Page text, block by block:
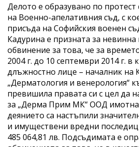
Делото е образувано по
на Военно-апелативния съд, с
присъда на Софийския военен
Кадурина е призната за
обвинение за това, че за
2004 г. до 10 септември 2014 г. в
длъжностно лице – началник на
„Дерматология и венерология“
превишила правата си с цел да
за „Дерма Прим МК“ ООД имотна
деянието са настъпили
и имуществени вредни
485 064,81 лв. Подсъдимата е